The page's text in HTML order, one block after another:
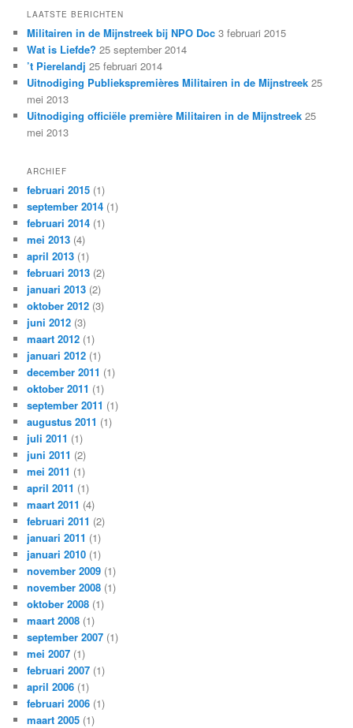
LAATSTE BERICHTEN
Militairen in de Mijnstreek bij NPO Doc 3 februari 2015
Wat is Liefde? 25 september 2014
’t Pierelandj 25 februari 2014
Uitnodiging Publiekspremières Militairen in de Mijnstreek 25
mei 2013
Uitnodiging officiële première Militairen in de Mijnstreek 25
mei 2013
ARCHIEF
februari 2015 (1)
september 2014 (1)
februari 2014 (1)
mei 2013 (4)
april 2013 (1)
februari 2013 (2)
januari 2013 (2)
oktober 2012 (3)
juni 2012 (3)
maart 2012 (1)
januari 2012 (1)
december 2011 (1)
oktober 2011 (1)
september 2011 (1)
augustus 2011 (1)
juli 2011 (1)
juni 2011 (2)
mei 2011 (1)
april 2011 (1)
maart 2011 (4)
februari 2011 (2)
januari 2011 (1)
januari 2010 (1)
november 2009 (1)
november 2008 (1)
oktober 2008 (1)
maart 2008 (1)
september 2007 (1)
mei 2007 (1)
februari 2007 (1)
april 2006 (1)
februari 2006 (1)
maart 2005 (1)